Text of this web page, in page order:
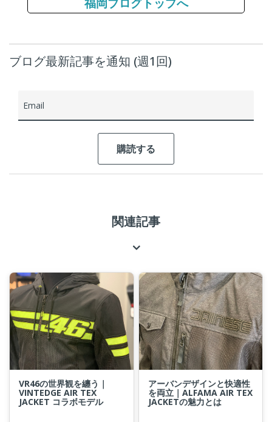
福岡ブログトップへ
ブログ最新記事を通知 (週1回)
Email
関連記事
VR46の世界観を纏う｜
VINTEDGE AIR TEX
JACKET コラボモデル
アーバンデザインと快適性
を両立｜ALFAMA AIR TEX
JACKETの魅力とは